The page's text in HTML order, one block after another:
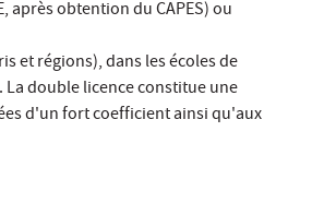
après obtention du CAPES) ou
et régions), dans les écoles de
double licence constitue une
d'un fort coefficient ainsi qu'aux